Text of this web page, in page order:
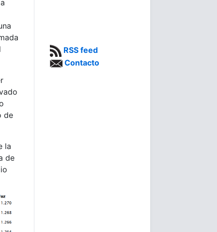
de
la
de
RSS feed
Contacto